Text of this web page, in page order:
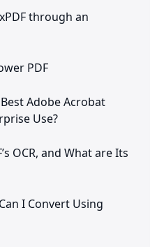
through an
PDF
Adobe Acrobat
Use?
OCR, and What are Its
I Convert Using